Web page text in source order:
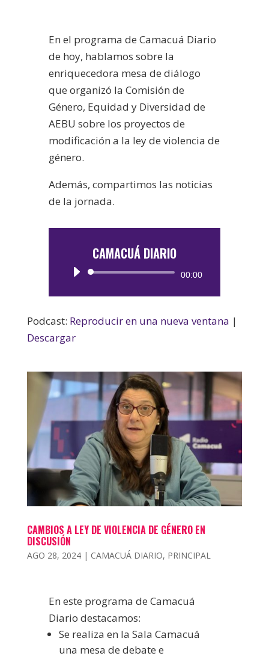
En el programa de Camacuá Diario
de hoy, hablamos sobre la
enriquecedora mesa de diálogo
que organizó la Comisión de
Género, Equidad y Diversidad de
AEBU sobre los proyectos de
modificación a la ley de violencia de
género.
Además, compartimos las noticias
de la jornada.
CAMACUÁ DIARIO
Reproductor
00:00
Podcast: Reproducir en una nueva ventana |
Descargar
CAMBIOS A LEY DE VIOLENCIA DE GÉNERO EN
DISCUSIÓN
AGO 28, 2024| CAMACUÁ DIARIO, PRINCIPAL
En este programa de Camacuá
Diario destacamos:
Se realiza en la Sala Camacuá
una mesa de debate e